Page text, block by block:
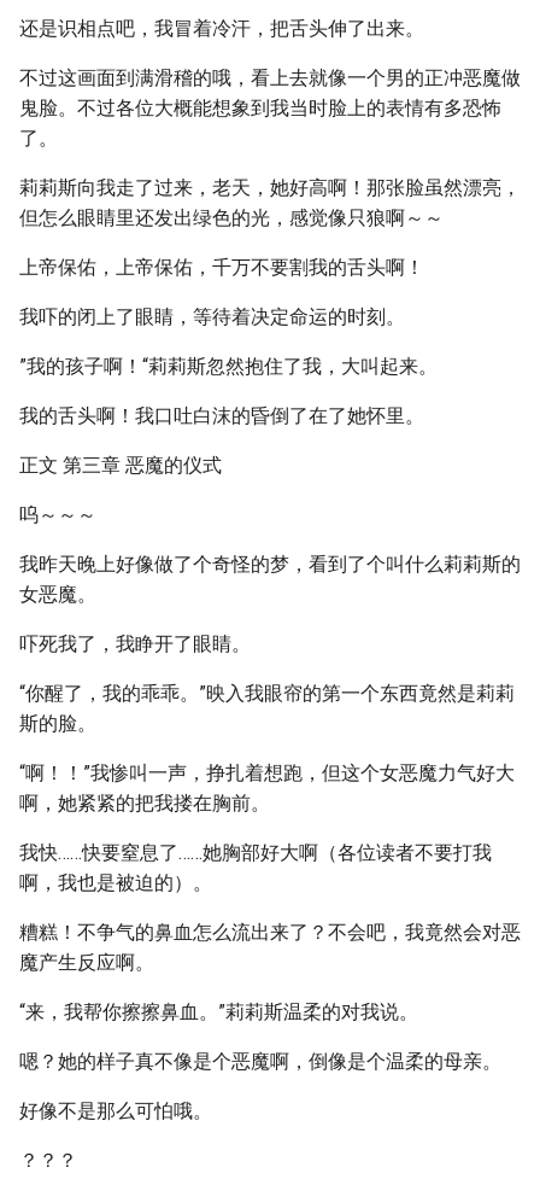
还是识相点吧，我冒着冷汗，把舌头伸了出来。
不过这画面到满滑稽的哦，看上去就像一个男的正冲恶魔做
鬼脸。不过各位大概能想象到我当时脸上的表情有多恐怖
了。
莉莉斯向我走了过来，老天，她好高啊！那张脸虽然漂亮，
但怎么眼睛里还发出绿色的光，感觉像只狼啊～～
上帝保佑，上帝保佑，千万不要割我的舌头啊！
我吓的闭上了眼睛，等待着决定命运的时刻。
”我的孩子啊！“莉莉斯忽然抱住了我，大叫起来。
我的舌头啊！我口吐白沫的昏倒了在了她怀里。
正文 第三章 恶魔的仪式
呜～～～
我昨天晚上好像做了个奇怪的梦，看到了个叫什么莉莉斯的
女恶魔。
吓死我了，我睁开了眼睛。
“你醒了，我的乖乖。”映入我眼帘的第一个东西竟然是莉莉
斯的脸。
“啊！！”我惨叫一声，挣扎着想跑，但这个女恶魔力气好大
啊，她紧紧的把我搂在胸前。
我快……快要窒息了……她胸部好大啊（各位读者不要打我
啊，我也是被迫的）。
糟糕！不争气的鼻血怎么流出来了？不会吧，我竟然会对恶
魔产生反应啊。
“来，我帮你擦擦鼻血。”莉莉斯温柔的对我说。
嗯？她的样子真不像是个恶魔啊，倒像是个温柔的母亲。
好像不是那么可怕哦。
？？？